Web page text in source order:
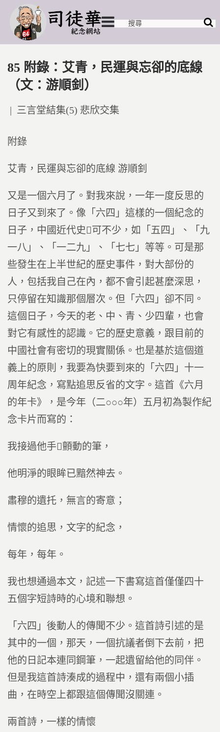
85 附錄：艾青，民運與忘卻的底線
（文：游順釗）
Posted
三言堂結集(5) 悲欣交集
附錄
艾青，民運與忘卻的底線 游順釗
又是一個六月了。對我來說，一年一度反思的
日子又到來了。像「六四」這樣的一個紀念的
日子，中國近代史可不少，如「五四」、「九
一八」、「一二九」、「七七」等等。可是那
些發生在上半世紀的歷史事件，對大部份的
人，包括我自己在內，都不會引起甚麼深思，
只停留在知識那個層次。但「六四」卻不同。
這個日子，今天的老、中、青、少四輩，也會
對它有感性的認識。它的歷史意義，跟目前的
中國社會有密切的現實關係。也是基於這個道
義上的原則，我要為快要到來的「六四」十一
周年紀念，寫點追思反省的文字。這首《六月
的年卡》，是今年（二○○○年）五月初為製作紀
念卡片而寫的：
我接過他手顫動的筆，
他明淨的眼眸已黯然神去。
肅穆的遺托，無言的寄意；
情懷的追思，文字的紀念，
每年，每年。
我也想通過本文，記述一下書寫這首僅僅四十
五個字短詩時的心境和聯想。
「六四」後動人的傳聞不少。這首詩引述的是
其中的一個，那天，一個抗議者倒下去前，把
他的日記本連同鋼筆，一起遺留給他的同伴。
但是我這首詩湊成的過程中，還有兩個小插
曲，在時空上都跟這個傳聞沒關連。
兩首詩，一樣的情懷